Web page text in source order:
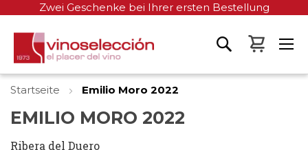
Zwei Geschenke bei Ihrer ersten Bestellung
Mein
Startseite Emilio Moro 2022
EMILIO MORO 2022
Ribera del Duero